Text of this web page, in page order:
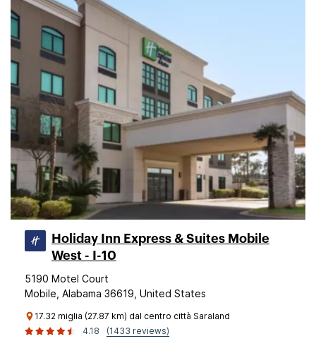
Holiday Inn Express & Suites Mobile
West - I-10
5190 Motel Court
Mobile, Alabama 36619, United States
17.32 miglia (27.87 km) dal centro città Saraland
4.18
(1433 reviews)